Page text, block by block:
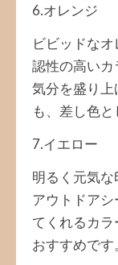
6.オレンジ
ビビッドな
認性の高いカ
気分を盛り上
も、差し色と
7.イエロー
明るく元気
アウトドアシ
てくれるカラ
おすすめです